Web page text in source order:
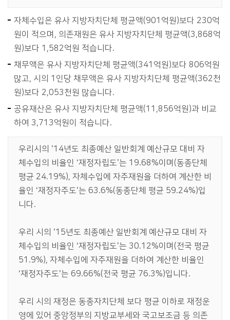
자체수입은 유사 지방자치단체 평균액(901억원)보다 230억
원이 적으며, 의존재원은 유사 지방자치단체 평균액(3,868억
원)보다 1,582억원 적습니다.
채무액은 유사 지방자치단체 평균액(341억원)보다 806억원
많고, 시의 1인당 채무액은 유사 지방자치단체 평균액(362천
원)보다 2,053천원 많습니다.
공유재산은 유사 지방자치단체 평균액(11,856억원)과 비교
하여 3,713억원이 적습니다.
우리시의 ’14년도 최종예산 일반회계 예산규모 대비 자
체수입의 비율인 ‘재정자립도’는 19.68%이며(동종단체
평균 24.19%), 자체수입에 자주재원을 더하여 계산한 비
율인 ‘재정자주도’는 63.6%(동종단체 평균 59.24%)입
니다.
우리 시의 ’15년도 최종예산 일반회계 예산규모 대비 자
체수입의 비율인 ‘재정자립도’는 30.12%이며(전국 평균
51.9%), 자체수입에 자주재원을 더하여 계산한 비율인
‘재정자주도’는 69.66%(전국 평균 76.3%)입니다.
우리 시의 재정은 동종자치단체 보다 평균 이하로 재정운
영에 있어 중앙정부의 지방교부세와 국고보조금 등 의존